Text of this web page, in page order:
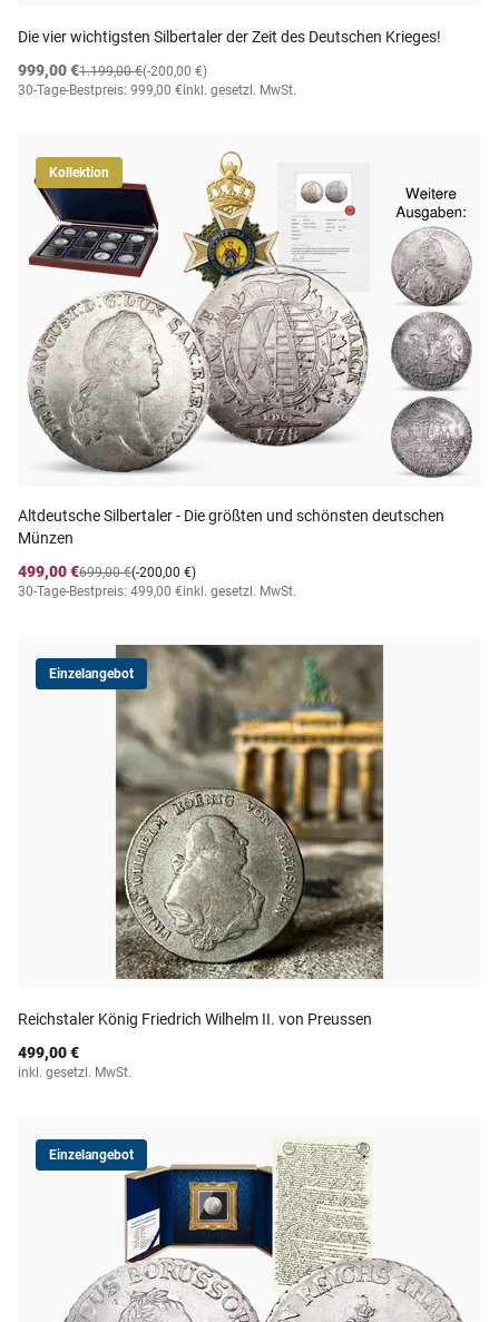
Die vier wichtigsten Silbertaler der Zeit des Deutschen Krieges!
999,00 €
(-200,00 €)
1.199,00 €
30-Tage-Bestpreis: 999,00 €inkl. gesetzl. MwSt.
Kollektion
Altdeutsche Silbertaler - Die größten und schönsten deutschen
Münzen
499,00 €
(-200,00 €)
699,00 €
30-Tage-Bestpreis: 499,00 €inkl. gesetzl. MwSt.
Einzelangebot
Reichstaler König Friedrich Wilhelm II. von Preussen
499,00 €
inkl. gesetzl. MwSt.
Einzelangebot